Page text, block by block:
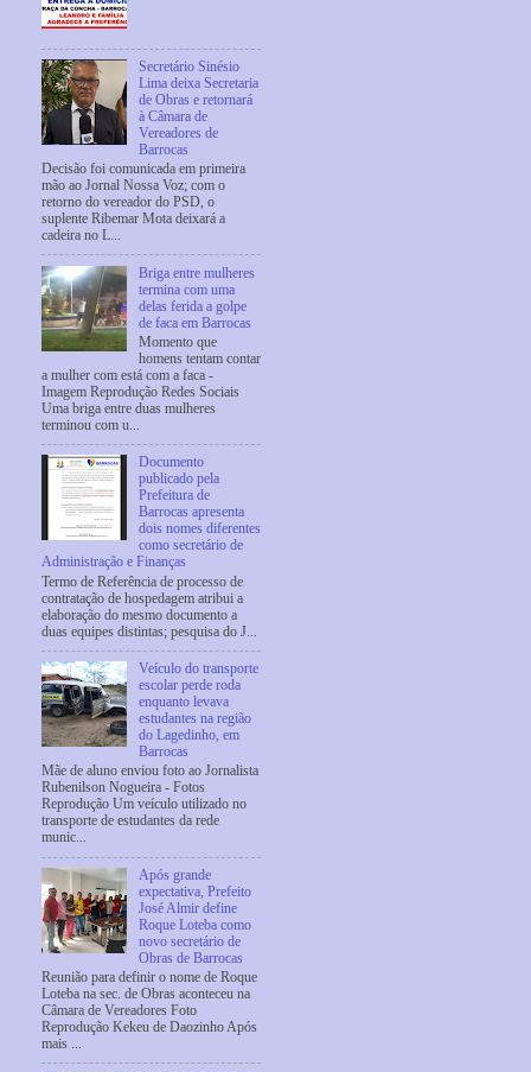
Secretário Sinésio
Lima deixa Secretaria
de Obras e retornará
à Câmara de
Vereadores de
Barrocas
Decisão foi comunicada em primeira
mão ao Jornal Nossa Voz; com o
retorno do vereador do PSD, o
suplente Ribemar Mota deixará a
cadeira no L...
Briga entre mulheres
termina com uma
delas ferida a golpe
de faca em Barrocas
Momento que
homens tentam contar
a mulher com está com a faca -
Imagem Reprodução Redes Sociais
Uma briga entre duas mulheres
terminou com u...
Documento
publicado pela
Prefeitura de
Barrocas apresenta
dois nomes diferentes
como secretário de
Administração e Finanças
Termo de Referência de processo de
contratação de hospedagem atribui a
elaboração do mesmo documento a
duas equipes distintas; pesquisa do J...
Veículo do transporte
escolar perde roda
enquanto levava
estudantes na região
do Lagedinho, em
Barrocas
Mãe de aluno enviou foto ao Jornalista
Rubenilson Nogueira - Fotos
Reprodução Um veículo utilizado no
transporte de estudantes da rede
munic...
Após grande
expectativa, Prefeito
José Almir define
Roque Loteba como
novo secretário de
Obras de Barrocas
Reunião para definir o nome de Roque
Loteba na sec. de Obras aconteceu na
Câmara de Vereadores Foto
Reprodução Kekeu de Daozinho Após
mais ...